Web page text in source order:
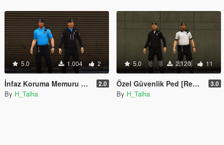
5.0 1.004 2
İnfaz Koruma Memuru Ped [Replace] 2.0
By H_Talha
5.0 2.120 11
Özel Güvenlik Ped [Replace] 3.0
By H_Talha